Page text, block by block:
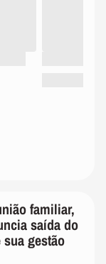
familiar,
saída do
gestão